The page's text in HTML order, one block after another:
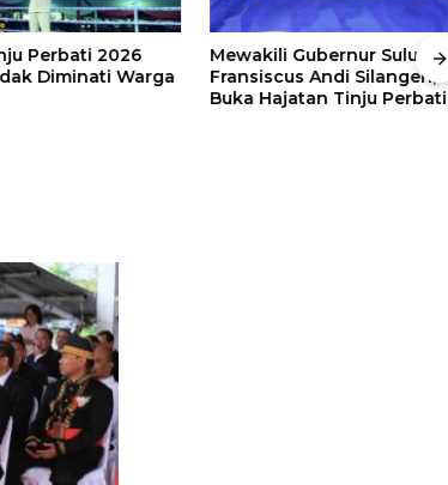
Perbati 2026
Diminati Warga
Mewakili Gubernur Sulut, dr
Fransiscus Andi Silangen,
Buka Hajatan Tinju Perbati